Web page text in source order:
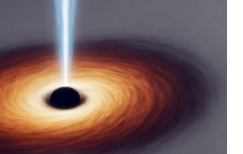
voranbringen. Das
Science Advances veröffentlichte
10.1126/sciadv.adw8462)
oder Dampfturbinen sind
Sie wandeln thermische
Bewegung um – oder anders